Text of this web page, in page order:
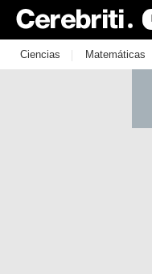
Ciencias | Matemáticas